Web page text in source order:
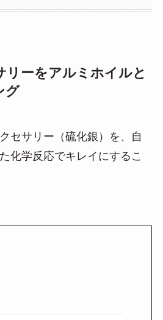
リーをアルミホイルと
グ
セサリー（硫化銀）を、自
化学反応でキレイにするこ